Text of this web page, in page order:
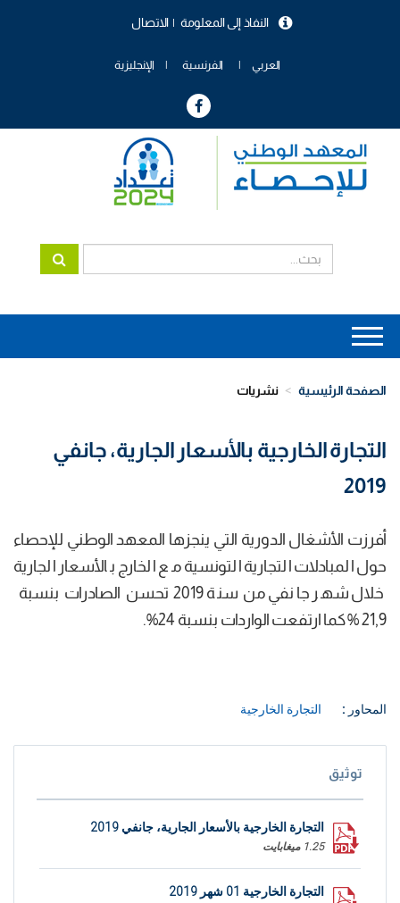
الاتصال النفاذ إلى المعلومة
العربي الفرنسية الإنجليزية
Main
navigation
الصفحة الرئيسية نشريات
التجارة الخارجية بالأسعار الجارية، جانفي
2019
أفرزت الأشغال الدورية التي ينجزها المعهد الوطني للإحصاء
حول المبادلات التجارية التونسية مع الخارج بالأسعار الجارية
خلال شهر جانفي من سنة 2019 تحسن الصادرات بنسبة
21,9 % كما ارتفعت الواردات بنسبة 24%.
المحاور : التجارة الخارجية
توثيق
التجارة الخارجية بالأسعار الجارية، جانفي 2019
1.25 ميغابايت
التجارة الخارجية 01 شهر 2019